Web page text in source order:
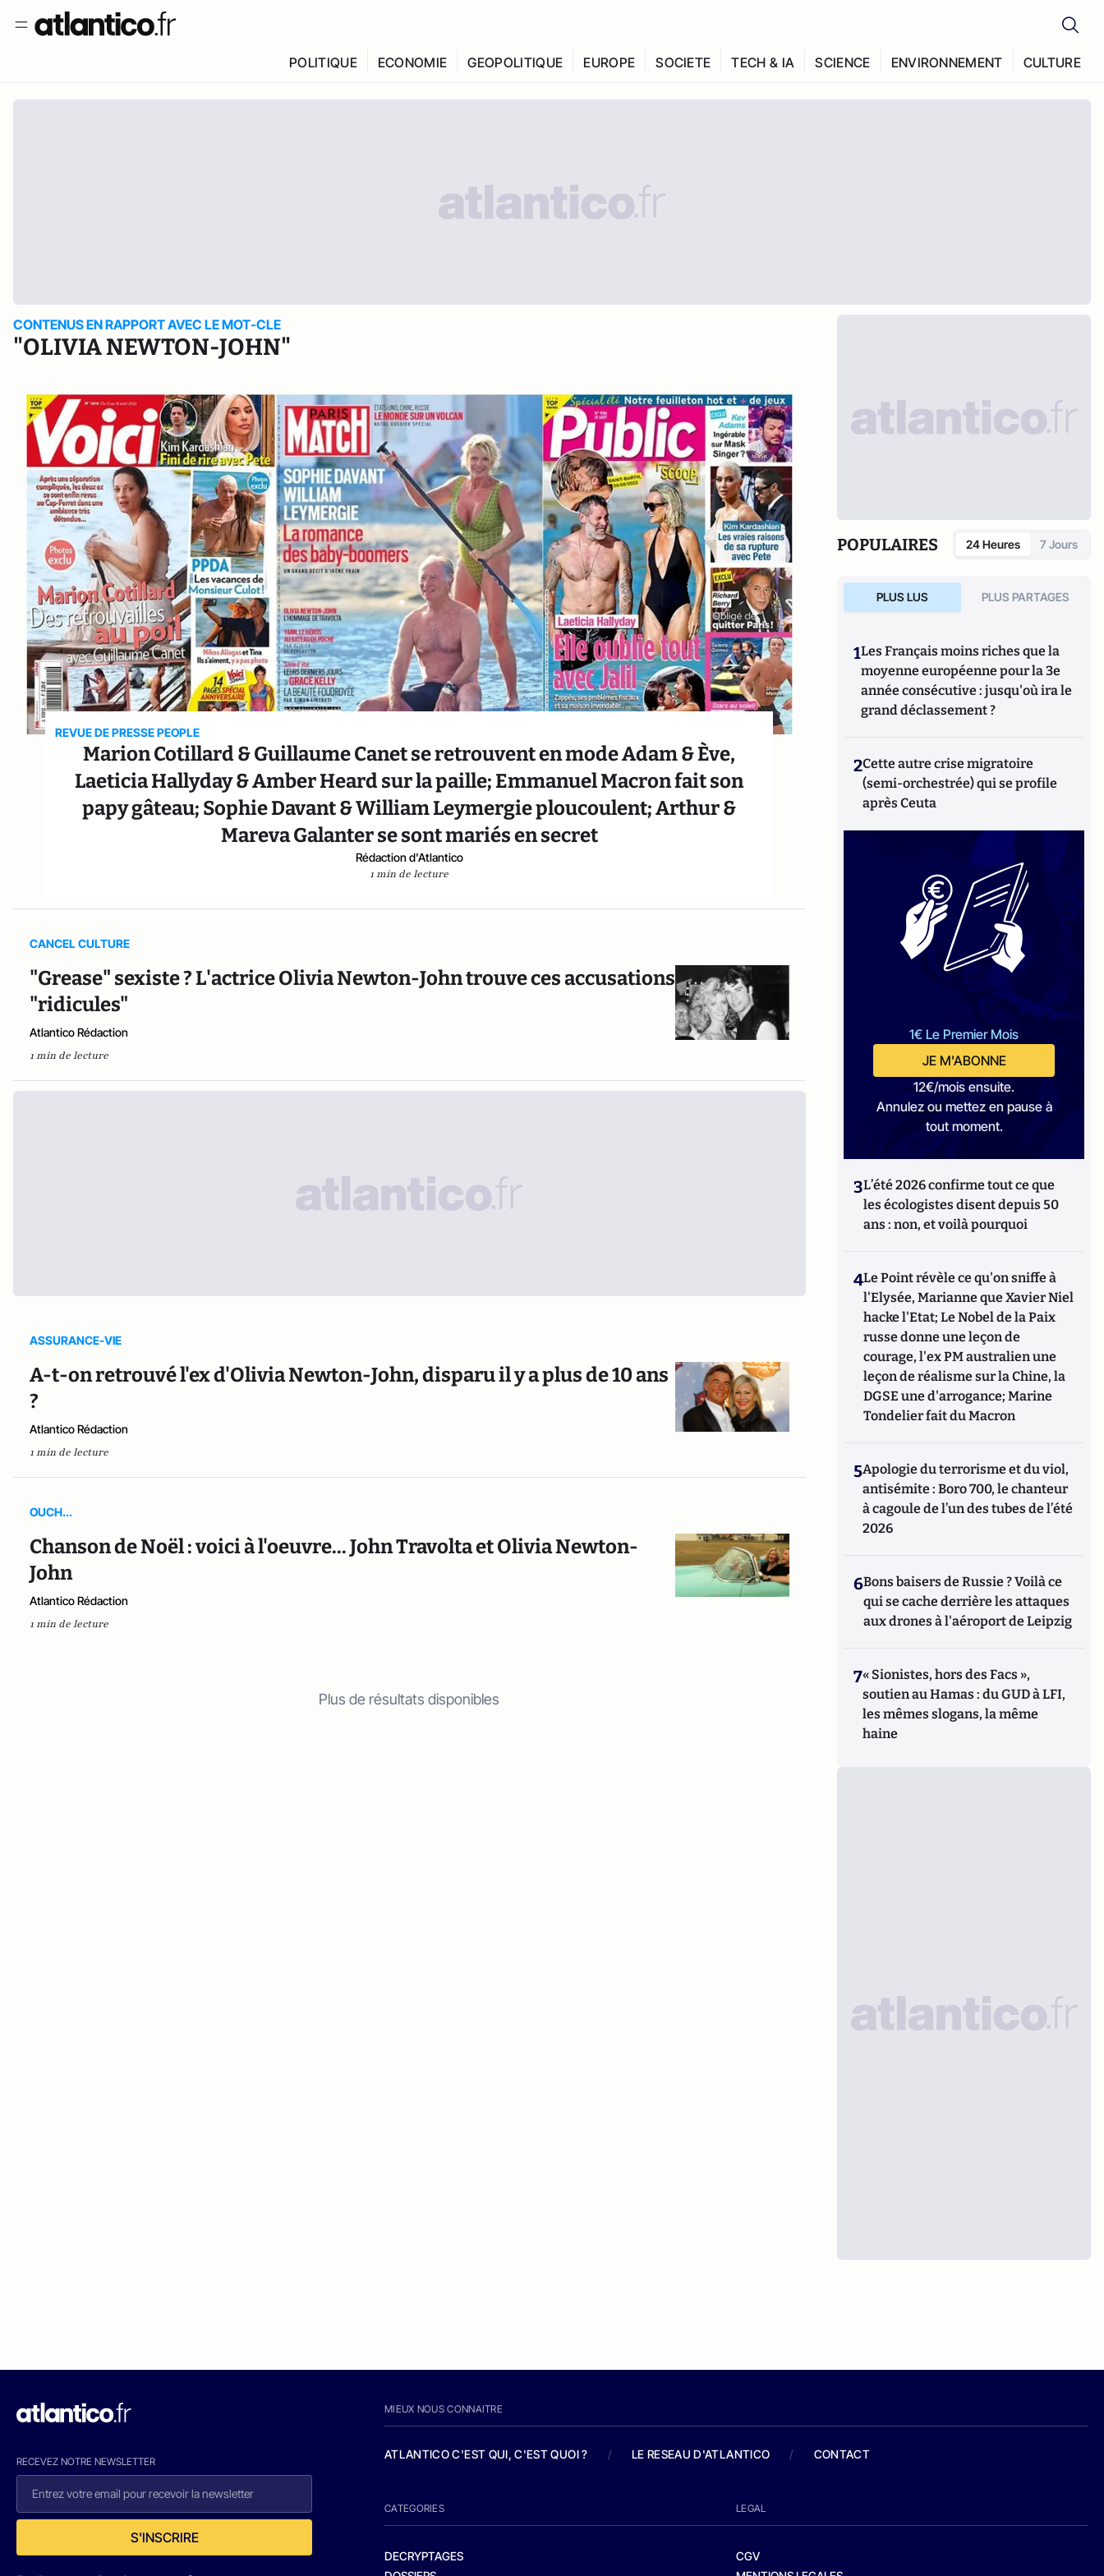
POLITIQUE ECONOMIE GEOPOLITIQUE EUROPE SOCIETE TECH & IA SCIENCE ENVIRONNEMENT CULTURE
CONTENUS EN RAPPORT AVEC LE MOT-CLE
"OLIVIA NEWTON-JOHN"
REVUE DE PRESSE PEOPLE
Marion Cotillard & Guillaume Canet se retrouvent en mode Adam & Ève,
Laeticia Hallyday & Amber Heard sur la paille; Emmanuel Macron fait son
papy gâteau; Sophie Davant & William Leymergie ploucoulent; Arthur &
Mareva Galanter se sont mariés en secret
Rédaction d'Atlantico
1 min de lecture
CANCEL CULTURE
"Grease" sexiste ? L'actrice Olivia Newton-John trouve ces accusations
"ridicules"
Atlantico Rédaction
1 min de lecture
ASSURANCE-VIE
A-t-on retrouvé l'ex d'Olivia Newton-John, disparu il y a plus de 10 ans
?
Atlantico Rédaction
1 min de lecture
OUCH...
Chanson de Noël : voici à l'oeuvre... John Travolta et Olivia Newton-
John
Atlantico Rédaction
1 min de lecture
Plus de résultats disponibles
POPULAIRES 24 Heures 7 Jours
PLUS LUS PLUS PARTAGES
1Les Français moins riches que la
moyenne européenne pour la 3e
année consécutive : jusqu'où ira le
grand déclassement ?
2Cette autre crise migratoire
(semi-orchestrée) qui se profile
après Ceuta
1€ Le Premier Mois
JE M'ABONNE
12€/mois ensuite.
Annulez ou mettez en pause à
tout moment.
3L’été 2026 confirme tout ce que
les écologistes disent depuis 50
ans : non, et voilà pourquoi
4Le Point révèle ce qu'on sniffe à
l'Elysée, Marianne que Xavier Niel
hacke l'Etat; Le Nobel de la Paix
russe donne une leçon de
courage, l'ex PM australien une
leçon de réalisme sur la Chine, la
DGSE une d'arrogance; Marine
Tondelier fait du Macron
5Apologie du terrorisme et du viol,
antisémite : Boro 700, le chanteur
à cagoule de l’un des tubes de l’été
2026
6Bons baisers de Russie ? Voilà ce
qui se cache derrière les attaques
aux drones à l'aéroport de Leipzig
7« Sionistes, hors des Facs »,
soutien au Hamas : du GUD à LFI,
les mêmes slogans, la même
haine
RECEVEZ NOTRE NEWSLETTER
S'INSCRIRE
MIEUX NOUS CONNAITRE
ATLANTICO C'EST QUI, C'EST QUOI ? / LE RESEAU D'ATLANTICO / CONTACT
CATEGORIES
DECRYPTAGES
LEGAL
CGV